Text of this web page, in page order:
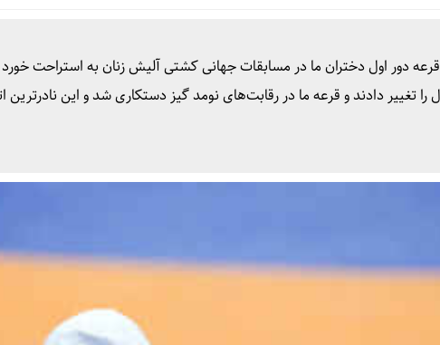
دور اول دختران ما در مسابقات جهانی کشتی آلیش زنان به استراحت خورد
تغییر دادند و قرعه ما در رقابت‌های نومد گیز دستکاری شد و این نادرترین